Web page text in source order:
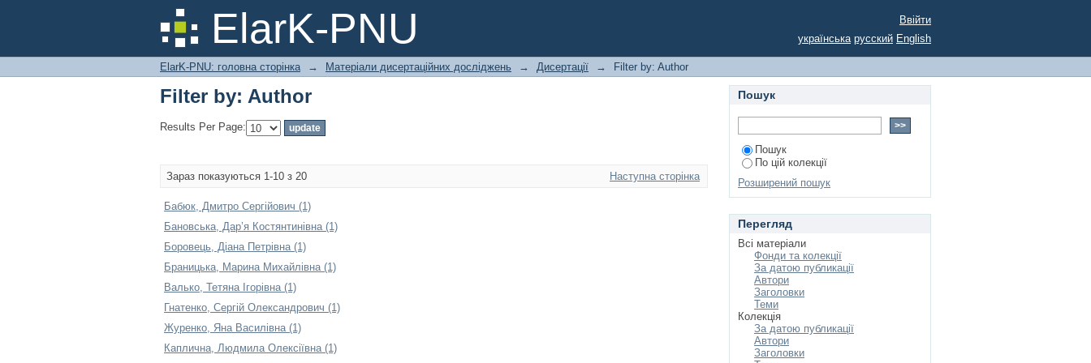
ElarK-PNU
Filter by: Author
Ввійти
українська русский English
ElarK-PNU: головна сторінка → Матеріали дисертаційних досліджень → Дисертації → Filter by: Author
Filter by: Author
Results Per Page:
Зараз показуються 1-10 з 20 Наступна сторінка
Бабюк, Дмитро Сергійович (1)
Бановська, Дар’я Костянтинівна (1)
Боровець, Діана Петрівна (1)
Браницька, Марина Михайлівна (1)
Валько, Тетяна Ігорівна (1)
Гнатенко, Сергій Олександрович (1)
Журенко, Яна Василівна (1)
Каплична, Людмила Олексіївна (1)
Пошук
Пошук
По цій колекції
Розширений пошук
Перегляд
Всі матеріали
Фонди та колекції
За датою публикації
Автори
Заголовки
Теми
Колекція
За датою публикації
Автори
Заголовки